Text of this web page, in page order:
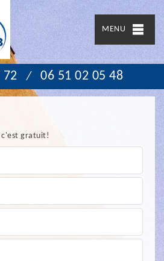
MENU
72 / 06 51 02 05 48
c'est gratuit!